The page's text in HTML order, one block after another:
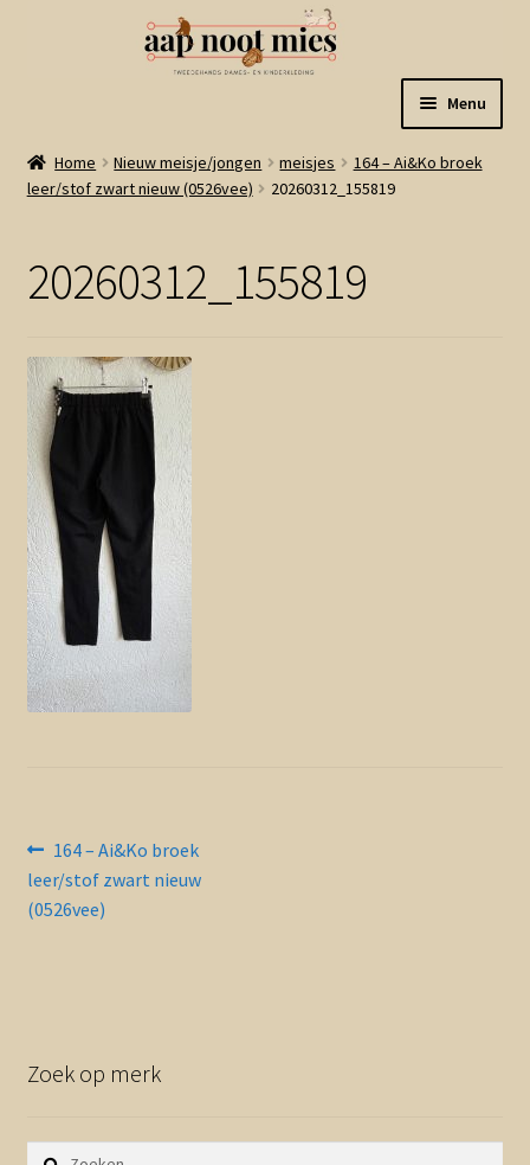
naar
navigatie
de
inhoud
Menu
Welkom
Winkel
Winkelmand
Linkjes
Contact en nieuwsbrief
Home Nieuw meisje/jongen meisjes
164 – Ai&Ko broek
leer/stof zwart nieuw (0526vee)
20260312_155819
20260312_155819
Bericht
navigatie
Vorig
bericht:
164 – Ai&Ko broek
leer/stof zwart nieuw
(0526vee)
Zoek op merk
Zoeken